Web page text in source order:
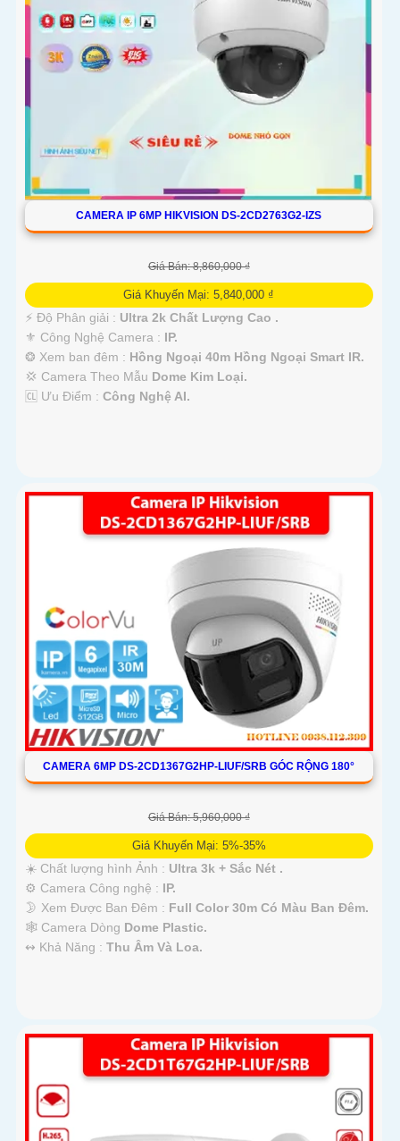
CAMERA IP 6MP HIKVISION DS-2CD2763G2-IZS
Giá Bán: 8,860,000 ₫
Giá Khuyến Mại: 5,840,000 ₫
️⚡ Độ Phân giải : Ultra 2k Chất Lượng Cao .
⚜️ Công Nghệ Camera : IP.
❂ Xem ban đêm : Hồng Ngoại 40m Hồng Ngoại Smart IR.
💢 Camera Theo Mẫu Dome Kim Loại.
️🆑 Ưu Điểm : Công Nghệ AI.
CAMERA 6MP DS-2CD1367G2HP-LIUF/SRB GÓC RỘNG 180°
Giá Bán: 5,960,000 ₫
Giá Khuyến Mại: 5%-35%
☀️ Chất lượng hình Ảnh : Ultra 3k + Sắc Nét .
⚙ Camera Công nghệ : IP.
🌛 Xem Được Ban Đêm : Full Color 30m Có Màu Ban Ðêm.
🕸️ Camera Dòng Dome Plastic.
️↭ Khả Năng : Thu Âm Và Loa.